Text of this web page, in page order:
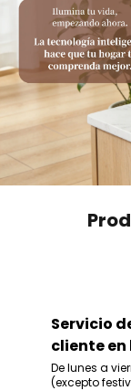
Servicio
cliente en
De lunes a
(excepto